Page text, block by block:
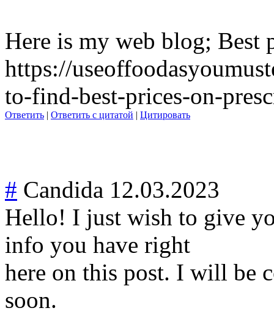
Here is my web blog; Best
https://
to-find-best-prices-on-
Ответить | Ответить с цитатой | Цитировать
# Candida 12.03.2023
Hello! I just wish to give
info you have right
here on this post. I will be
soon.